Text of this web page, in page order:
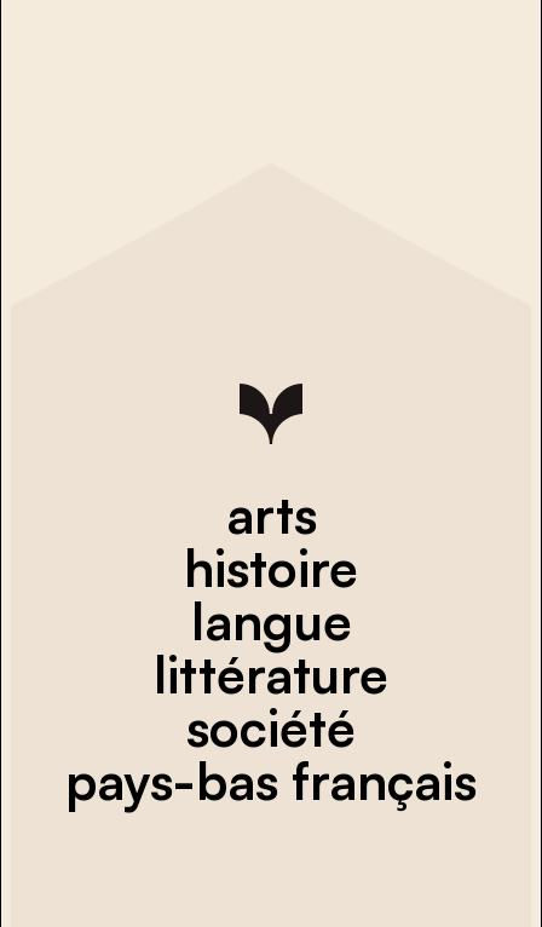
arts
histoire
langue
littérature
société
pays-bas français